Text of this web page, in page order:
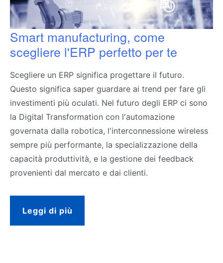
Smart manufacturing, come
scegliere l'ERP perfetto per te
Scegliere un ERP significa progettare il futuro.
Questo significa saper guardare ai trend per fare gli
investimenti più oculati. Nel futuro degli ERP ci sono
la Digital Transformation con l'automazione
governata dalla robotica, l'interconnessione wireless
sempre più performante, la specializzazione della
capacità produttività, e la gestione dei feedback
provenienti dal mercato e dai clienti.
Leggi di più